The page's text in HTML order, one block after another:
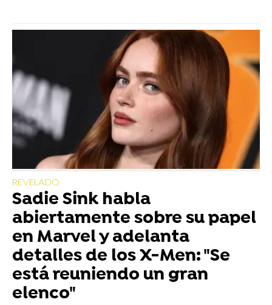
REVELADO
Sadie Sink habla
abiertamente sobre su papel
en Marvel y adelanta
detalles de los X-Men: "Se
está reuniendo un gran
elenco"